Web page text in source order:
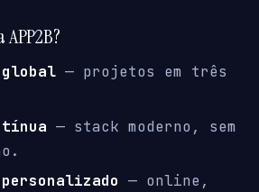
— projetos em três
— stack moderno, sem
— online,